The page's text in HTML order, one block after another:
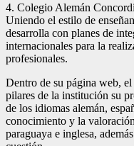
4. Colegio Alemán
Uniendo el estilo de
desarrolla con planes de
internacionales para la
profesionales.
Dentro de su página web,
pilares de la institución su
de los idiomas alemán,
conocimiento y la
paraguaya e inglesa,